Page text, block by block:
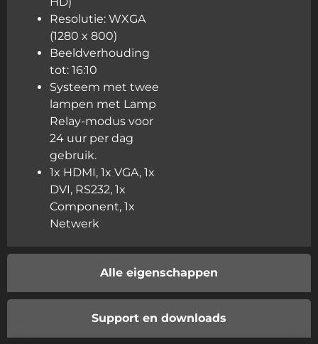
Alle eigenschappen
Support en downloads
Resolutie: WXGA
(1280 x 800)
Beeldverhouding
tot: 16:10
Systeem met twee
lampen met Lamp
Relay-modus voor
24 uur per dag
gebruik.
1x HDMI, 1x VGA, 1x
DVI, RS232, 1x
Component, 1x
Netwerk